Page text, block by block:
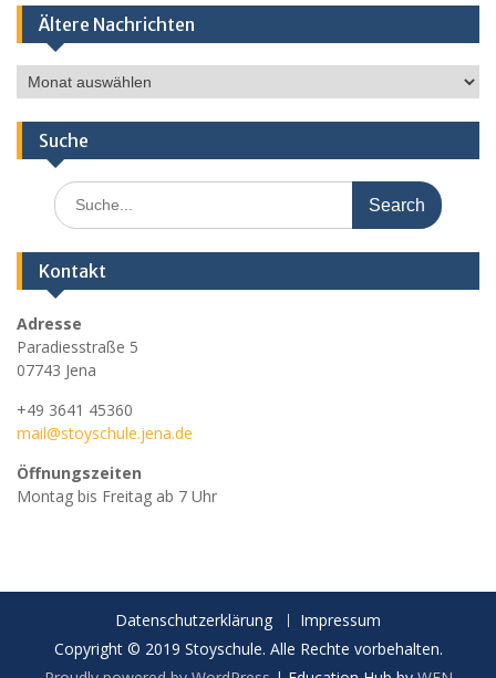
Ältere Nachrichten
Ältere
Nachrichten
Suche
Search
for:
Kontakt
Adresse
Paradiesstraße 5
07743 Jena
+49 3641 45360
mail@stoyschule.jena.de
Öffnungszeiten
Montag bis Freitag ab 7 Uhr
Datenschutzerklärung
Impressum
Copyright © 2019 Stoyschule. Alle Rechte vorbehalten.